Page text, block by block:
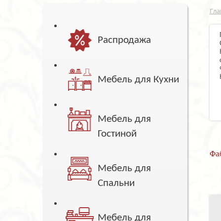
Распродажа
Мебель для Кухни
Мебель для
Гостиной
Мебель для
Спальни
Мебель для